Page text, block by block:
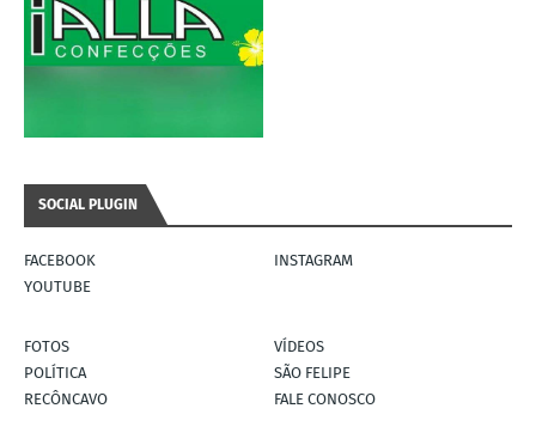
SOCIAL PLUGIN
FACEBOOK
INSTAGRAM
YOUTUBE
FOTOS
VÍDEOS
POLÍTICA
SÃO FELIPE
RECÔNCAVO
FALE CONOSCO